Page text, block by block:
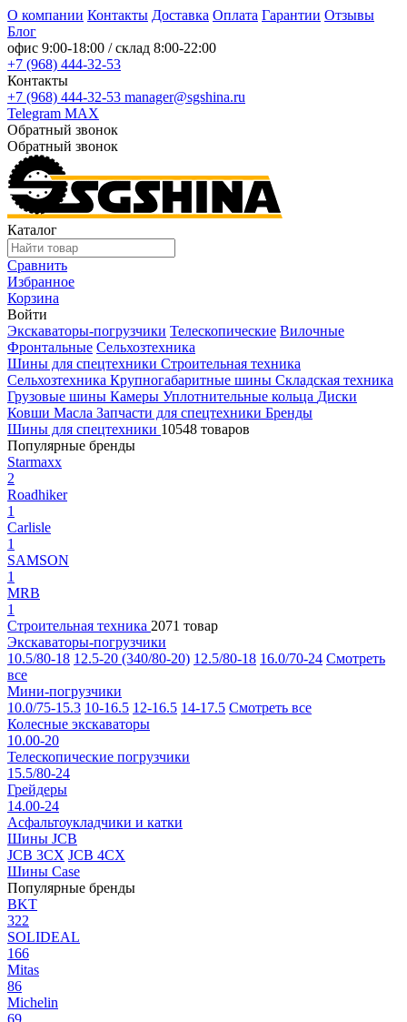
О компании Контакты Доставка Оплата Гарантии Отзывы
Блог
офис 9:00-18:00 / склад 8:00-22:00
+7 (968) 444-32-53
Контакты
+7 (968) 444-32-53 manager@sgshina.ru
Telegram MAX
Обратный звонок
Обратный звонок
Каталог
Сравнить
Избранное
Корзина
Войти
Экскаваторы-погрузчики Телескопические Вилочные
Фронтальные Сельхозтехника
Шины для спецтехники Строительная техника
Сельхозтехника Крупногабаритные шины Складская техника
Грузовые шины Камеры Уплотнительные кольца Диски
Ковши Масла Запчасти для спецтехники Бренды
Шины для спецтехники 10548 товаров
Популярные бренды
Starmaxx
2
Roadhiker
1
Carlisle
1
SAMSON
1
MRB
1
Строительная техника 2071 товар
Экскаваторы-погрузчики
10.5/80-18 12.5-20 (340/80-20) 12.5/80-18 16.0/70-24 Смотреть
все
Мини-погрузчики
10.0/75-15.3 10-16.5 12-16.5 14-17.5 Смотреть все
Колесные экскаваторы
10.00-20
Телескопические погрузчики
15.5/80-24
Грейдеры
14.00-24
Асфальтоукладчики и катки
Шины JCB
JCB 3CX JCB 4CX
Шины Case
Популярные бренды
BKT
322
SOLIDEAL
166
Mitas
86
Michelin
69